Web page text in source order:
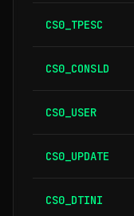
CS0_TPESC
CS0_CONSLD
CS0_USER
CS0_UPDATE
CS0_DTINI